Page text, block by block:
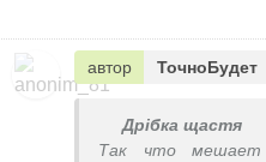
автор ТочноБудет
Дрібка щастя
Так что мешает